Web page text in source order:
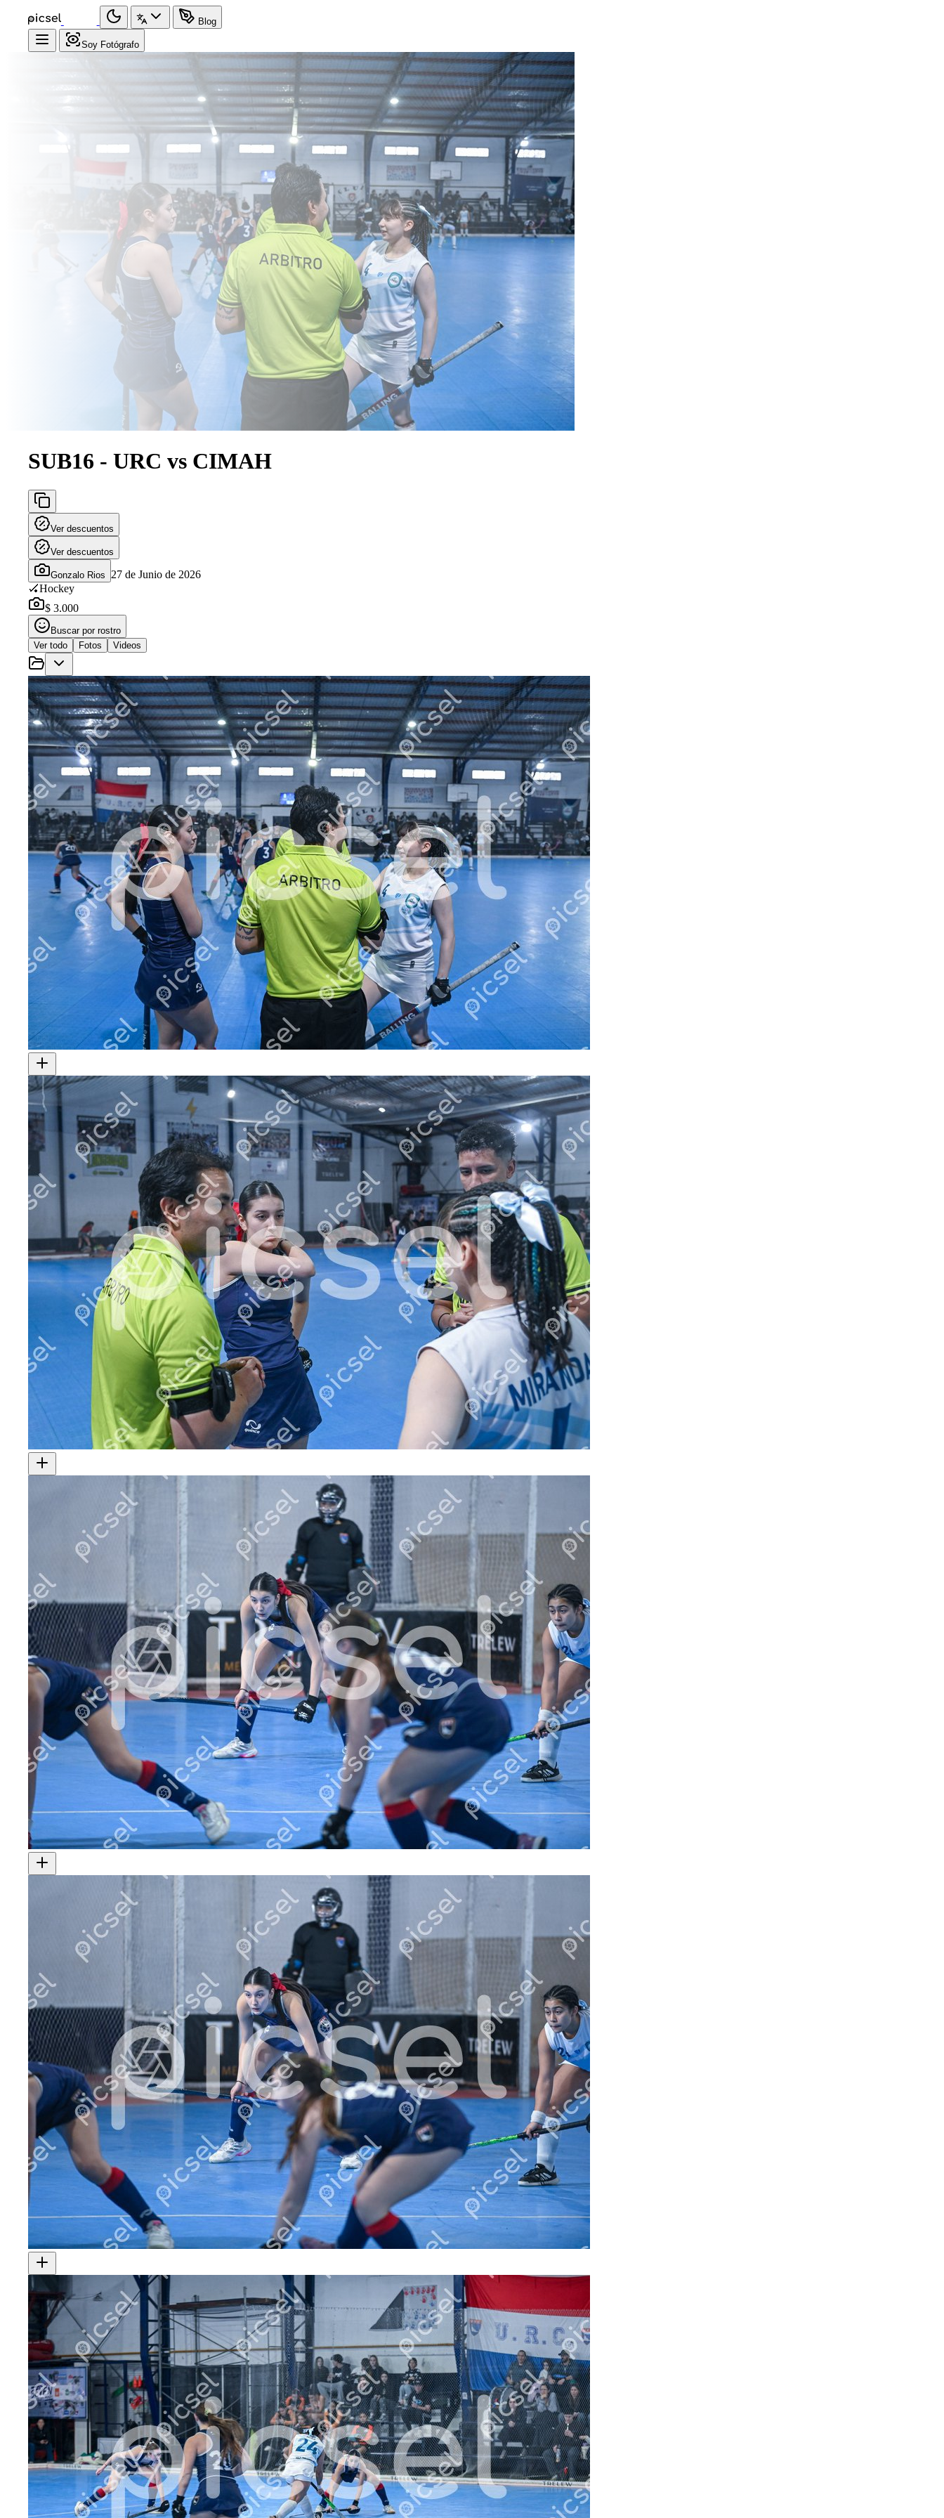
Blog
Soy Fotógrafo
SUB16 - URC vs CIMAH
Ver descuentos
Ver descuentos
Gonzalo Rios
27 de Junio de 2026
🏑Hockey
$ 3.000
Buscar por rostro
Ver todo
Fotos Videos